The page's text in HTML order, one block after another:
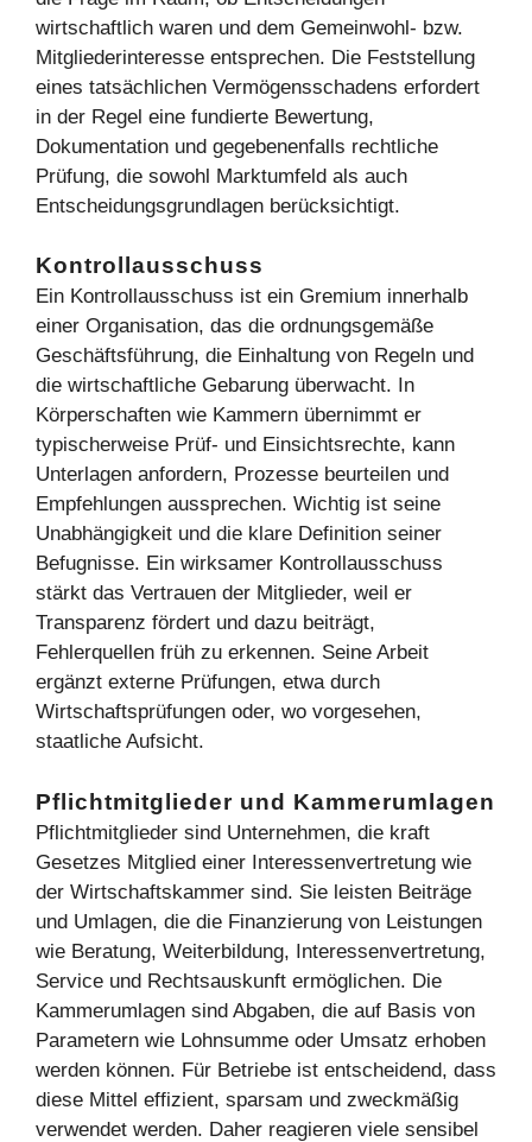
wirtschaftlich waren und dem Gemeinwohl- bzw.
Mitgliederinteresse entsprechen. Die Feststellung
eines tatsächlichen Vermögensschadens erfordert
in der Regel eine fundierte Bewertung,
Dokumentation und gegebenenfalls rechtliche
Prüfung, die sowohl Marktumfeld als auch
Entscheidungsgrundlagen berücksichtigt.
Kontrollausschuss
Ein Kontrollausschuss ist ein Gremium innerhalb
einer Organisation, das die ordnungsgemäße
Geschäftsführung, die Einhaltung von Regeln und
die wirtschaftliche Gebarung überwacht. In
Körperschaften wie Kammern übernimmt er
typischerweise Prüf- und Einsichtsrechte, kann
Unterlagen anfordern, Prozesse beurteilen und
Empfehlungen aussprechen. Wichtig ist seine
Unabhängigkeit und die klare Definition seiner
Befugnisse. Ein wirksamer Kontrollausschuss
stärkt das Vertrauen der Mitglieder, weil er
Transparenz fördert und dazu beiträgt,
Fehlerquellen früh zu erkennen. Seine Arbeit
ergänzt externe Prüfungen, etwa durch
Wirtschaftsprüfungen oder, wo vorgesehen,
staatliche Aufsicht.
Pflichtmitglieder und Kammerumlagen
Pflichtmitglieder sind Unternehmen, die kraft
Gesetzes Mitglied einer Interessenvertretung wie
der Wirtschaftskammer sind. Sie leisten Beiträge
und Umlagen, die die Finanzierung von Leistungen
wie Beratung, Weiterbildung, Interessenvertretung,
Service und Rechtsauskunft ermöglichen. Die
Kammerumlagen sind Abgaben, die auf Basis von
Parametern wie Lohnsumme oder Umsatz erhoben
werden können. Für Betriebe ist entscheidend, dass
diese Mittel effizient, sparsam und zweckmäßig
verwendet werden. Daher reagieren viele sensibel